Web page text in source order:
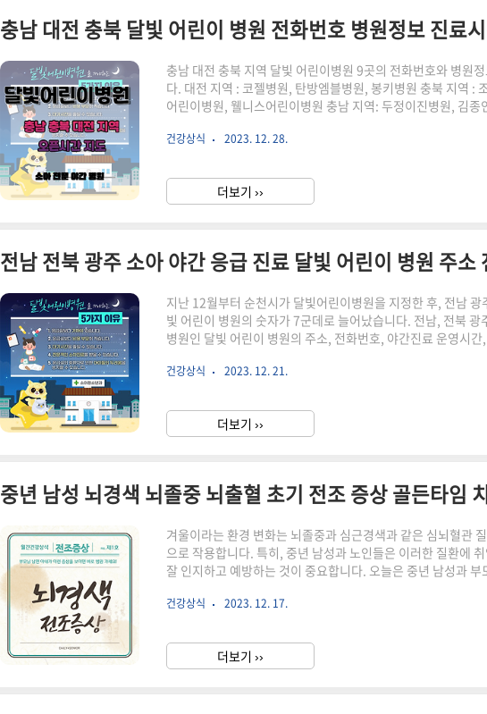
충남 대전 충북 지역 달빛 어린이병원 9곳의 전화번호와 병원
다. 대전 지역 : 코젤병원, 탄방엠블병원, 봉키병원 충북 지역 :
어린이병원, 웰니스어린이병원 충남 지역: 두정이진병원, 김
충남 대전 충북 소아과 병원 각 병원 전화번호, 주소, 병원정보
스트 강원 충북 충남 세종 야간 약국 전화번호 주소 야간에 아이
우면, 어떻게 해야 할지 몰라 당황스럽습니다. 아이를 데리고 병
건강상식 2023. 12. 28.
더보기 ››
지난 12월부터 순천시가 달빛어린이병원을 지정한 후, 전남
빛 어린이 병원의 숫자가 7군데로 늘어났습니다. 전남, 전북 광
병원인 달빛 어린이 병원의 주소, 전화번호, 야간진료 운영시
벌이 부부가 증가하고 소아 전문 치료를 기피하고 있는 의료 현
등의 사항을 확인하실 수 있습니다. 병원으로 출발하기 전, 반드
고 공지되어 있습니다. 상세보기를 꼭 활용하세요. 지역 병원 바
건강상식 2023. 12. 21.
더보기 ››
겨울이라는 환경 변화는 뇌졸중과 심근경색과 같은 심뇌혈관
으로 작용합니다. 특히, 중년 남성과 노인들은 이러한 질환에
잘 인지하고 예방하는 것이 중요합니다. 오늘은 중년 남성과
간단히 살펴보겠습니다. 둘러보신 후 꼭! 아래 해당 페이지에 적
시면 좋겠습니다. 뭐니 뭐니 해도 건강이 제일 중요하니까요. 혹
래 카드에서 전조 증상과 예방법을 알아보세요. 계속 업데이트
건강상식 2023. 12. 17.
더보기 ››